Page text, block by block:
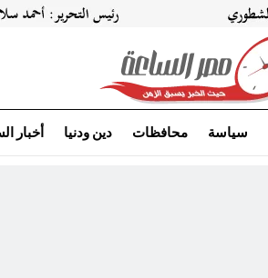
سياسة محافظات دين ودنيا أخبار